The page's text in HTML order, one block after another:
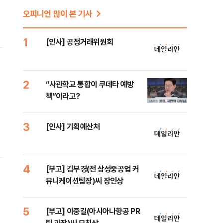
오피니언 많이 본 기사
1 [인사] 공정거래위원회
2
“사관학교 통합이 쿠데타 예방
책”이라고?
3 [인사] 기획예산처
4
[부고] 김부경(전 삼성중공업 커
뮤니케이션팀장)씨 장인상
5
[부고] 이중길(아시아나항공 PR